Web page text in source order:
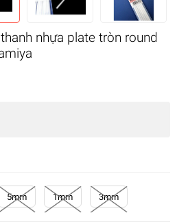
nhựa plate tròn round
5mm 1mm 3mm